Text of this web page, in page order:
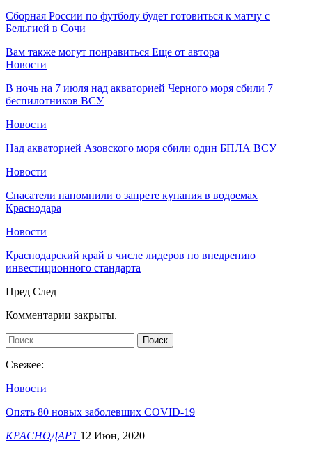
Сборная России по футболу будет готовиться к матчу с
Бельгией в Сочи
Вам также могут понравиться Еще от автора
Новости
В ночь на 7 июля над акваторией Черного моря сбили 7
беспилотников ВСУ
Новости
Над акваторией Азовского моря сбили один БПЛА ВСУ
Новости
Спасатели напомнили о запрете купания в водоемах
Краснодара
Новости
Краснодарский край в числе лидеров по внедрению
инвестиционного стандарта
Пред След
Комментарии закрыты.
Свежее:
Новости
Опять 80 новых заболевших COVID-19
КРАСНОДАР1 12 Июн, 2020